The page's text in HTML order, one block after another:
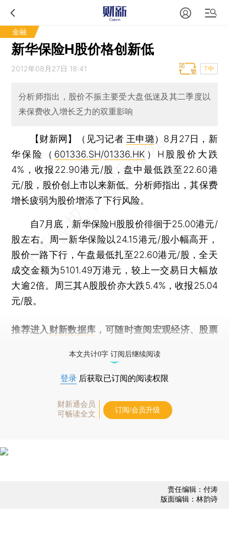
金融
新华保险H股价格创新低
2012年08月27日 18:41 T中
分析师指出，股价不振主要受大盘低迷及其二季度以
来保费收入增长乏力的双重影响
【财新网】（见习记者 王申璐） 8月27日，新
华保险（ 601336.SH/01336.HK ）H股股价大跌
4%，收报22.90港元/股，盘中最低跌至22.60港
元/股，股价创上市以来新低。分析师指出，其保费
增长疲弱为股价增添了下行风险。
自7月底，新华保险H股股价徘徊于25.00港元/
股左右。周一新华保险以24.15港元/股小幅高开，
股价一路下行，午盘最低扎至22.60港元/股，全天
成交金额为5101.49万港元，较上一交易日大幅放
大逾2倍。周三其A股股价亦大跌5.4%，收报25.04
元/股。
推荐进入 财新数据库 ，可随时查阅宏观经济、股票
本文共计0字 订阅后继续阅读
登录 后获取已订阅的阅读权限
财新通会员
可畅读全文
订阅/会员升级
责任编辑：付涛
版面编辑：林韵诗